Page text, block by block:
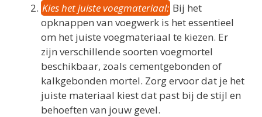
Kies het juiste voegmateriaal: Bij het
opknappen van voegwerk is het essentieel
om het juiste voegmateriaal te kiezen. Er
zijn verschillende soorten voegmortel
beschikbaar, zoals cementgebonden of
kalkgebonden mortel. Zorg ervoor dat je het
juiste materiaal kiest dat past bij de stijl en
behoeften van jouw gevel.